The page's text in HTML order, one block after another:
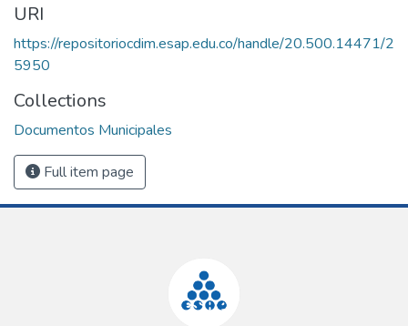
URI
https://repositoriocdim.esap.edu.co/handle/20.500.14471/2
5950
Collections
Documentos Municipales
Full item page